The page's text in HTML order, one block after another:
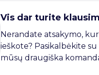
Vis dar turite
Nerandate atsakymo,
ieškote? Pasikalbėkite su
mūsų draugiška